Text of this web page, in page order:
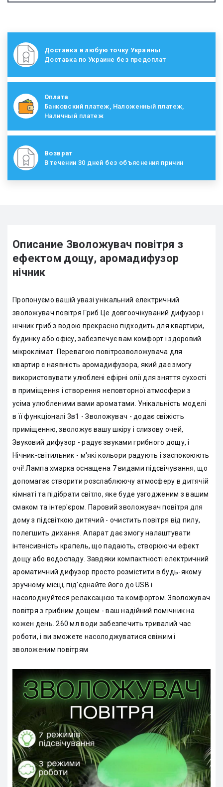
Доставка в любую точку Украины
Доставка по Украине без предоплат
Оплата
Банковский платеж, Наложенный платеж,
Наличный платеж
Возврат
В течении 30 дней без объяснения причин
Описание Зволожувач повітря з
ефектом дощу, аромадифузор
нічник
Пропонуємо вашій увазі унікальний електричний
зволожувач повітря Гриб Це довгоочікуваний дифузор і
нічник гриб з водою прекрасно підходить для квартири,
будинку або офісу, забезпечує вам комфорт і здоровий
мікроклімат. Перевагою повітрозволожувача для
квартир є наявність аромадифузора, який дає змогу
використовувати улюблені ефірні олії для зняття сухості
в приміщення і створення неповторної атмосфери з
усіма улюбленими вами ароматами. Унікальність моделі
в її функціоналі 3в1 - Зволожувач - додає свіжість
приміщенню, зволожує вашу шкіру і слизову очей,
Звуковий дифузор - радує звуками грибного дощу, і
Нічник-світильник - м'які кольори радують і заспокоюють
очі! Лампа хмарка оснащена 7 видами підсвічування, що
допомагає створити розслаблюючу атмосферу в дитячій
кімнаті та підібрати світло, яке буде узгодженим з вашим
смаком та інтер'єром. Паровий зволожувач повітря для
дому з підсвіткою дитячий - очистить повітря від пилу,
полегшить дихання. Апарат дає змогу налаштувати
інтенсивність крапель, що падають, створюючи ефект
дощу або водоспаду. Завдяки компактності електричний
ароматичний дифузор просто розмістити в будь-якому
зручному місці, під'єднайте його до USB і
насолоджуйтеся релаксацією та комфортом. Зволожувач
повітря з грибним дощем - ваш надійний помічник на
кожен день. 260 мл води забезпечить тривалий час
роботи, і ви зможете насолоджуватися свіжим і
зволоженим повітрям